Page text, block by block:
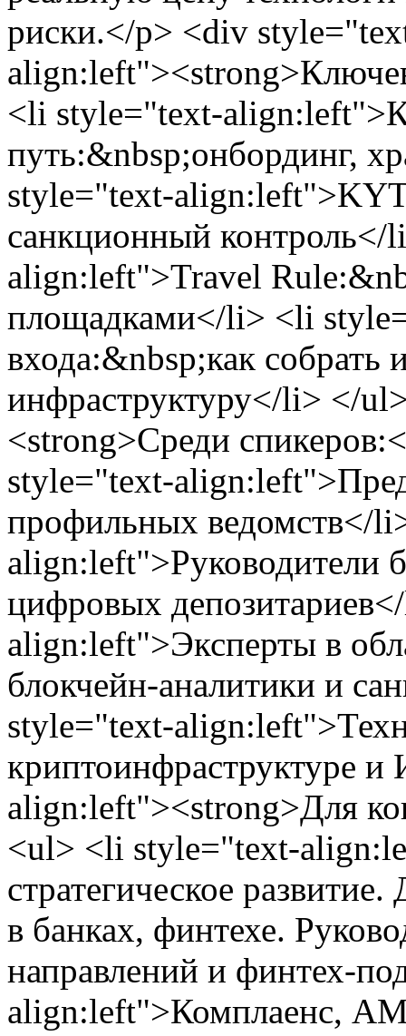
риски.</p> <div
<li style="text-
путь:&nbsp;онбординг,
style="text-
санкционный
align:left">Travel
площадками</li> <li
входа:&nbsp;как собрать
инфраструктуру</li> </
<strong>Среди
style="text-
профильных ведомств</
align:left">Руководители
цифровых
align:left">Эксперты в
блокчейн-аналитики и
style="text-
криптоинфраструктуре
align:left"><strong>Для
<ul> <li style="text-
стратегическое
в банках, финтехе.
направлений и финтех-
align:left">Комплаенс,